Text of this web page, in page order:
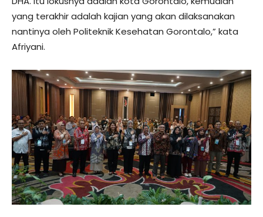
yang terakhir adalah kajian yang akan dilaksanakan
nantinya oleh Politeknik Kesehatan Gorontalo,” kata
Afriyani.